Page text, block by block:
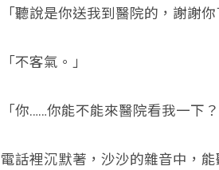
「聽說是你送我到醫院的，謝謝你
「不客氣。」
「你……你能不能來醫院看我一下？
電話裡沉默著，沙沙的雜音中，